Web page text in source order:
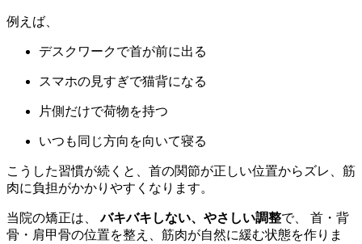
例えば、
デスクワークで首が前に出る
スマホの見すぎで猫背になる
片側だけで荷物を持つ
いつも同じ方向を向いて寝る
こうした習慣が続くと、首の関節が正しい位置からズレ、筋
肉に負担がかかりやすくなります。
当院の矯正は、バキバキしない、やさしい調整で、 首・背
骨・肩甲骨の位置を整え、筋肉が自然に緩む状態を作りま